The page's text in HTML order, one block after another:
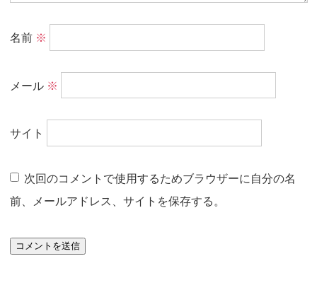
名前 ※
メール ※
サイト
次回のコメントで使用するためブラウザーに自分の名
前、メールアドレス、サイトを保存する。